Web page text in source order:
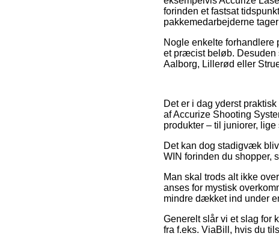
forinden et fastsat
pakkemedarbejderne
Nogle enkelte forhandlere
et præcist beløb. Desuden
Aalborg, Lillerød eller
Det er i dag yderst
af Accurize Shooting
produkter – til juniorer,
Det kan dog stadigvæk
WIN forinden du shopper,
Man skal trods alt ikke
anses for mystisk
mindre dækket ind under
Generelt slår vi et slag for
fra f.eks. ViaBill, hvis du